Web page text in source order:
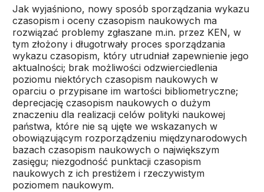
Jak wyjaśniono, nowy sposób sporządzania wykazu
czasopism i oceny czasopism naukowych ma
rozwiązać problemy zgłaszane m.in. przez KEN, w
tym złożony i długotrwały proces sporządzania
wykazu czasopism, który utrudniał zapewnienie jego
aktualności; brak możliwości odzwierciedlenia
poziomu niektórych czasopism naukowych w
oparciu o przypisane im wartości bibliometryczne;
deprecjację czasopism naukowych o dużym
znaczeniu dla realizacji celów polityki naukowej
państwa, które nie są ujęte we wskazanych w
obowiązującym rozporządzeniu międzynarodowych
bazach czasopism naukowych o największym
zasięgu; niezgodność punktacji czasopism
naukowych z ich prestiżem i rzeczywistym
poziomem naukowym.